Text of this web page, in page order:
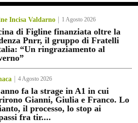
Incisa Valdarno 1 Agosto 2026
di Figline finanziata oltre la
Pnrr, il gruppo di Fratelli
“Un ringraziamento al
4 Agosto 2026
fa la strage in A1 in cui
Gianni, Giulia e Franco. Lo
il processo, lo stop ai
fra tir....